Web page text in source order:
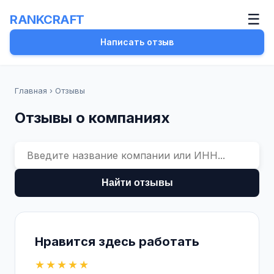
RANKCRAFT ☰
Написать отзыв
Главная › Отзывы
Отзывы о компаниях
Найти отзывы
Нравится здесь работать
★★★★★